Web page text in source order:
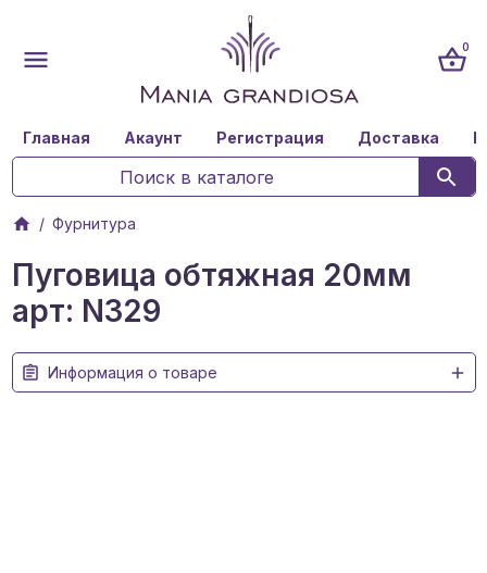
0
Главная Акаунт Регистрация Доставка
Фурнитура
Пуговица обтяжная 20мм
арт: N329
Информация о товаре